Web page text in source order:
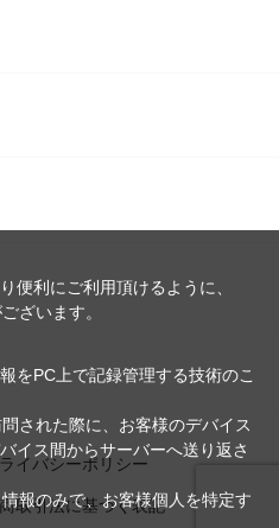
イバシーポリシー
取引法に基づく表記
便利にご利用頂けるように、
ざいます。
をPC上で記録管理する技術のこ
された際に、お客様のデバイス
イス間からサーバーへ送り返さ
報のみで、お客様個人を特定す